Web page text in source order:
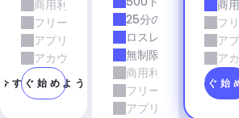
商用利用
フリーランスとエージェンシーの仕事
アプリとサービス
アカウントマネージャーのサポート
今すぐ始めよう
25分の所要時間
ロスレス品質
無制限のダウンロード
商用利用
フリーランスとエー
アプリとサービス
商用
フ
ア
ア
今すぐ始